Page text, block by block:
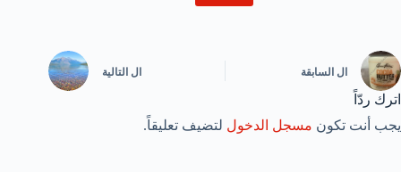
ال السابقة ال التالية
اترك ردّاً
يجب أنت تكون مسجل الدخول لتضيف تعليقاً.